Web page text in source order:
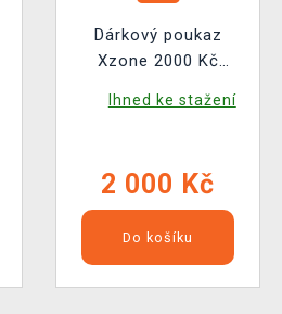
Dárkový poukaz
Xzone 2000 Kč
Ihned ke stažení
2 000 Kč
Do košíku